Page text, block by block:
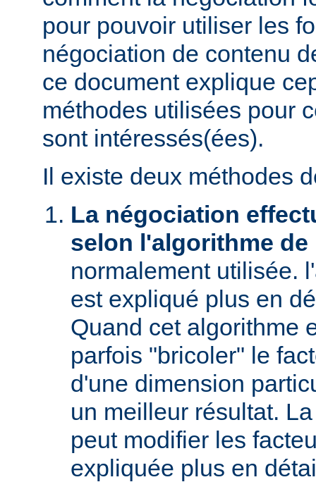
pour pouvoir utiliser les
négociation de contenu
ce document explique
méthodes utilisées pour
sont intéressés(ées).
Il existe deux méthodes
La négociation
selon l'algorithme de
normalement utilisée.
est expliqué plus en
Quand cet algorithme
parfois "bricoler" le
d'une dimension
un meilleur résultat.
peut modifier les
expliquée plus en